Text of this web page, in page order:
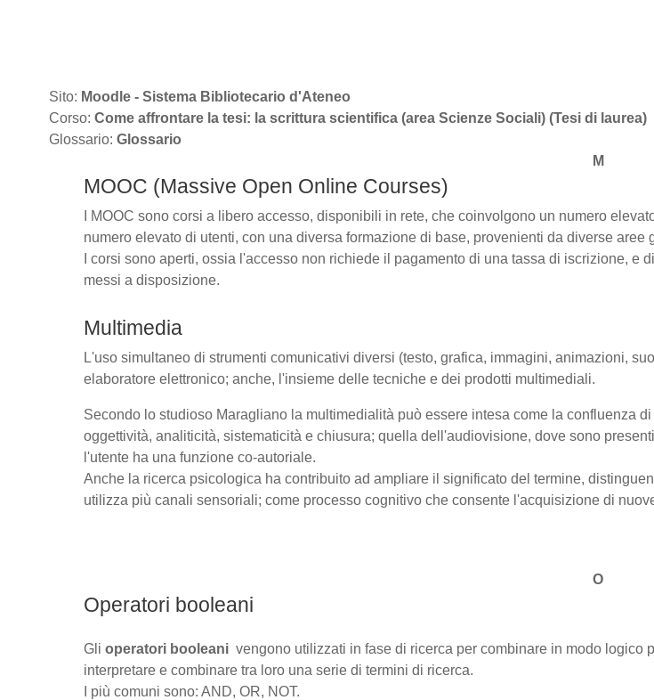
Sito: Moodle - Sistema Bibliotecario d'Ateneo
Corso: Come affrontare la tesi: la scrittura scientifica (area Scienze Sociali) (Tesi di laurea)
Glossario: Glossario
M
MOOC (Massive Open Online Courses)
I MOOC sono corsi a libero accesso, disponibili in rete, che coinvolgono un numero
numero elevato di utenti, con una diversa formazione di base, provenienti da diverse
I corsi sono aperti, ossia l'accesso non richiede il pagamento di una tassa di iscrizione,
messi a disposizione.
Multimedia
L'uso simultaneo di strumenti comunicativi diversi (testo, grafica, immagini, animazioni,
elaboratore elettronico; anche, l'insieme delle tecniche e dei prodotti multimediali.
Secondo lo studioso Maragliano la multimedialità può essere intesa come la confluenza
oggettività, analiticità, sistematicità e chiusura; quella dell'audiovisione, dove sono
l'utente ha una funzione co-autoriale.
Anche la ricerca psicologica ha contribuito ad ampliare il significato del termine,
utilizza più canali sensoriali; come processo cognitivo che consente l'acquisizione di
O
Operatori booleani
Gli operatori booleani vengono utilizzati in fase di ricerca per combinare in modo
interpretare e combinare tra loro una serie di termini di ricerca.
I più comuni sono: AND, OR, NOT.